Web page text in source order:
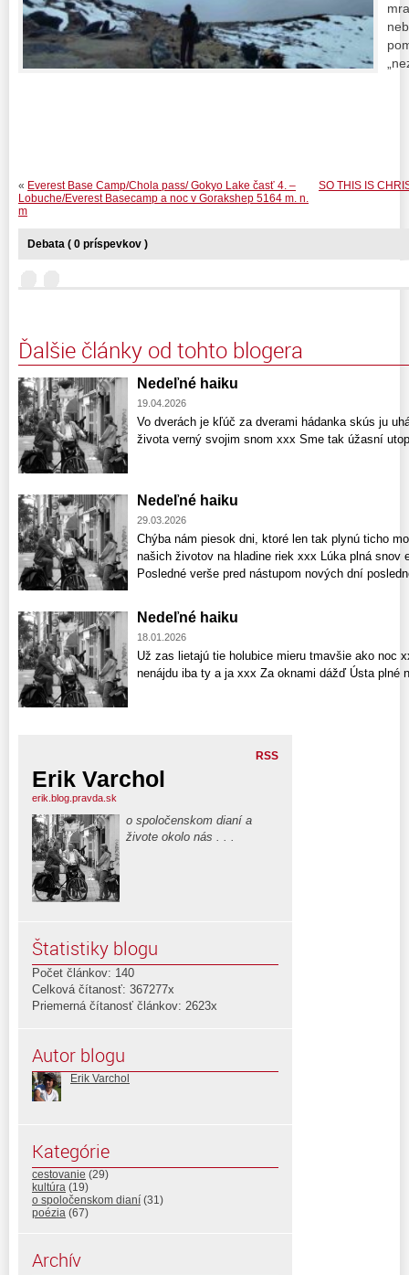
SO THIS IS
« Everest Base Camp/Chola pass/ Gokyo Lake časť 4. –
Lobuche/Everest Basecamp a noc v Gorakshep 5164 m. n.
m
Debata ( 0 príspevkov )
Ďalšie články od tohto blogera
Nedeľné haiku
19.04.2026
Vo dverách je kľúč za dverami hádanka skús ju
života verný svojim snom xxx Sme tak úžasní
Nedeľné haiku
29.03.2026
Chýba nám piesok dni, ktoré len tak plynú ticho
našich životov na hladine riek xxx Lúka plná snov
Posledné verše pred nástupom nových dní
Nedeľné haiku
18.01.2026
Už zas lietajú tie holubice mieru tmavšie ako noc
nenájdu iba ty a ja xxx Za oknami dážď Ústa plné
RSS
Erik Varchol
erik.blog.pravda.sk
o spoločenskom dianí a
živote okolo nás . . .
Štatistiky blogu
Počet článkov: 140
Celková čítanosť: 367277x
Priemerná čítanosť článkov: 2623x
Autor blogu
Erik Varchol
Kategórie
cestovanie (29)
kultúra (19)
o spoločenskom dianí (31)
poézia (67)
Archív